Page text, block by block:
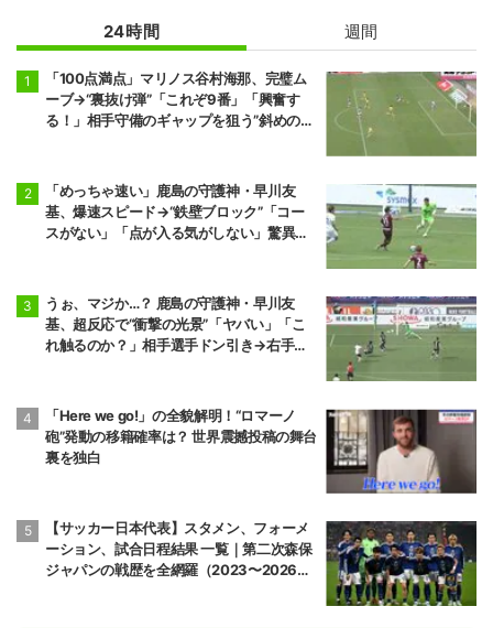
24時間 週間
「100点満点」マリノス谷村海那、完璧ム
ーブ→“裏抜け弾”「これぞ9番」「興奮す
る！」相手守備のギャップを狙う”斜めの抜
「めっちゃ速い」鹿島の守護神・早川友
基、爆速スピード→“鉄壁ブロック”「コー
スがない」「点が入る気がしない」驚異の
うぉ、マジか…？ 鹿島の守護神・早川友
基、超反応で“衝撃の光景”「ヤバい」「こ
れ触るのか？」相手選手ドン引き→右手一
「Here we go!」の全貌解明！“ロマーノ
砲”発動の移籍確率は？ 世界震撼投稿の舞台
裏を独白
【サッカー日本代表】スタメン、フォーメ
ーション、試合日程結果 一覧｜第二次森保
ジャパンの戦歴を全網羅（2023〜2026